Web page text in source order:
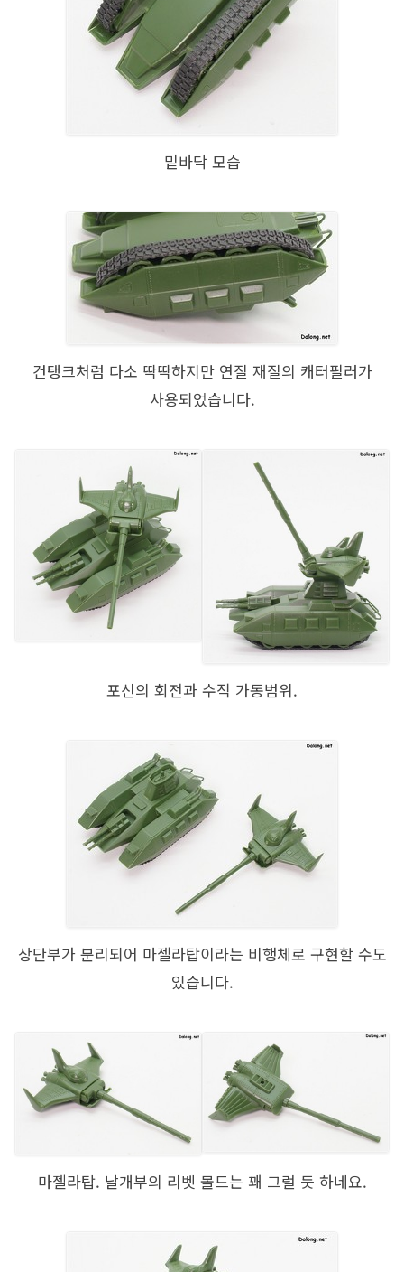
밑바닥 모습
건탱크처럼 다소 딱딱하지만 연질 재질의 캐터필러가
사용되었습니다.
포신의 회전과 수직 가동범위.
상단부가 분리되어 마젤라탑이라는 비행체로 구현할 수도
있습니다.
마젤라탑. 날개부의 리벳 몰드는 꽤 그럴 듯 하네요.